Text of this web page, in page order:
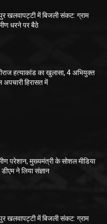
खलवापट्टी में बिजली संकट: ग्राम
धरने पर बैठे
हत्याकांड का खुलासा, 4 अभियुक्त
अपचारी हिरासत में
परेशान, मुख्यमंत्री के सोशल मीडिया
ने लिया संज्ञान
खलवापट्टी में बिजली संकट: ग्राम